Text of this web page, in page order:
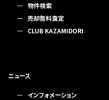
物件検索
売却無料査定
CLUB KAZAMIDORI
ニュース
インフォメーション